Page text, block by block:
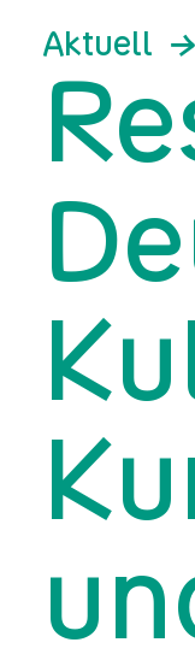
Aktuell